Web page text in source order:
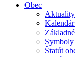
Obec
Aktuality
Štatút